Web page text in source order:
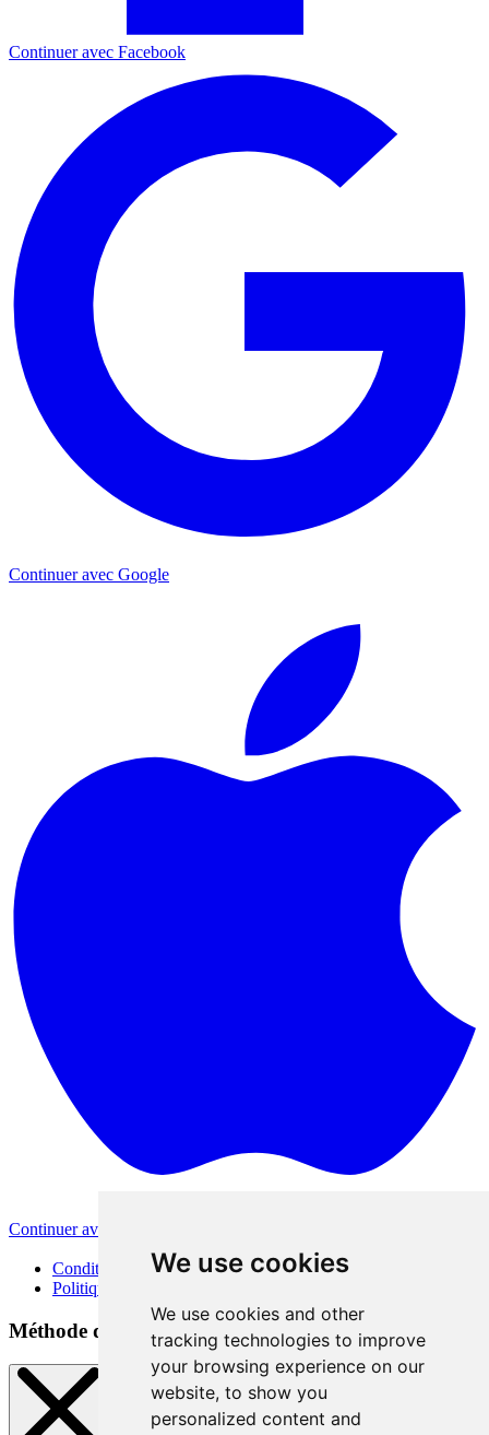
We use cookies
We use cookies and other
tracking technologies to improve
your browsing experience on our
website, to show you
personalized content and
Continuer avec Facebook
Continuer avec Google
Continuer avec Apple
Conditions d'utilisation
Politique de confidentialité
Méthode de connexion